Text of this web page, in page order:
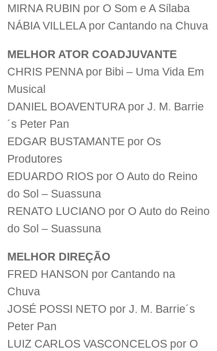
MIRNA RUBIN por O Som e A Sílaba
NÁBIA VILLELA por Cantando na Chuva
MELHOR ATOR COADJUVANTE
CHRIS PENNA por Bibi – Uma Vida Em
Musical
DANIEL BOAVENTURA por J. M. Barrie
´s Peter Pan
EDGAR BUSTAMANTE por Os
Produtores
EDUARDO RIOS por O Auto do Reino
do Sol – Suassuna
RENATO LUCIANO por O Auto do Reino
do Sol – Suassuna
MELHOR DIREÇÃO
FRED HANSON por Cantando na
Chuva
JOSÉ POSSI NETO por J. M. Barrie´s
Peter Pan
LUIZ CARLOS VASCONCELOS por O